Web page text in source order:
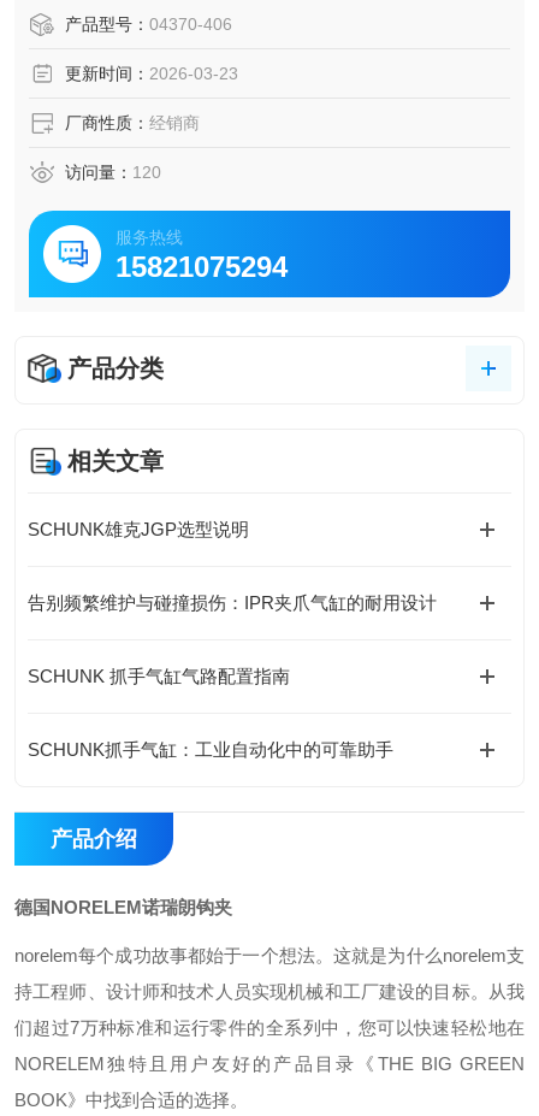
版本：产品型号： 04370-406
更新时间： 2026-03-23
厂商性质： 经销商
访问量： 120
服务热线
15821075294
产品分类
相关文章
SCHUNK雄克JGP选型说明
告别频繁维护与碰撞损伤：IPR夹爪气缸的耐用设计
SCHUNK 抓手气缸气路配置指南
SCHUNK抓手气缸：工业自动化中的可靠助手
产品介绍
德国NORELEM诺瑞朗钩夹
norelem每个成功故事都始于一个想法。这就是为什么norelem支
持工程师、设计师和技术人员实现机械和工厂建设的目标。从我
们超过7万种标准和运行零件的全系列中，您可以快速轻松地在
NORELEM独特且用户友好的产品目录《THE BIG GREEN
BOOK》中找到合适的选择。